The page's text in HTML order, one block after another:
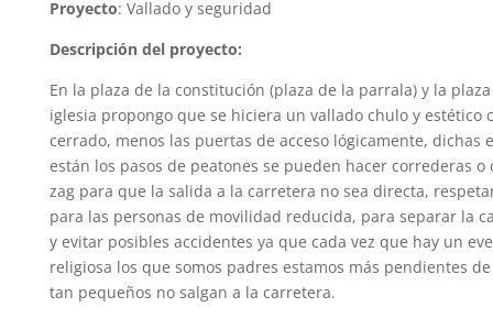
Proyecto: Vallado y seguridad
Descripción del proyecto:
En la plaza de la constitución (plaza de la parrala) y la
iglesia propongo que se hiciera un vallado chulo y estético
cerrado, menos las puertas de acceso lógicamente, dichas
están los pasos de peatones se pueden hacer correderas o
zag para que la salida a la carretera no sea directa,
para las personas de movilidad reducida, para separar la
y evitar posibles accidentes ya que cada vez que hay un
religiosa los que somos padres estamos más pendientes
tan pequeños no salgan a la carretera.